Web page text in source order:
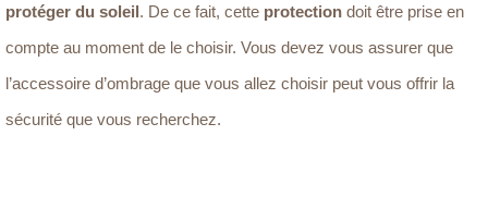
protéger du soleil. De ce fait, cette protection doit être prise en
compte au moment de le choisir. Vous devez vous assurer que
l’accessoire d’ombrage que vous allez choisir peut vous offrir la
sécurité que vous recherchez.